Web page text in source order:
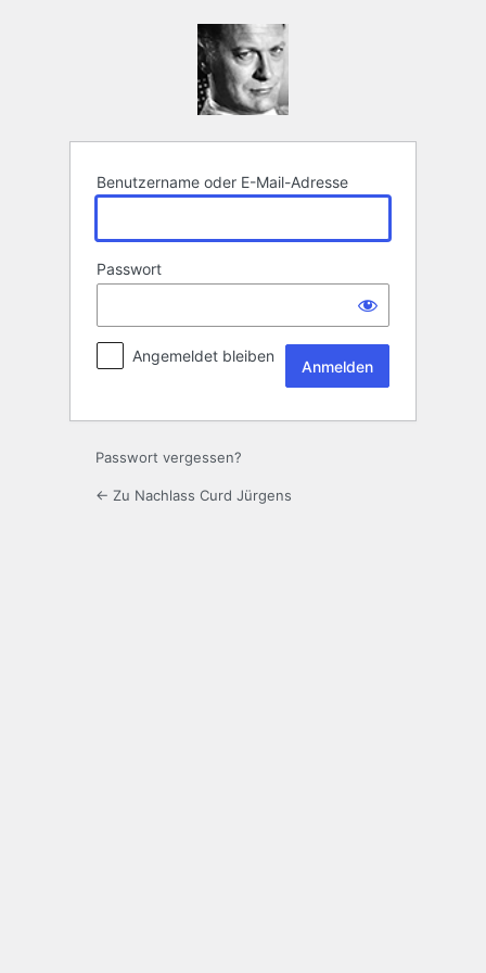
Benutzername oder E-Mail-Adresse
Passwort
Angemeldet bleiben
Passwort vergessen?
← Zu Nachlass Curd Jürgens